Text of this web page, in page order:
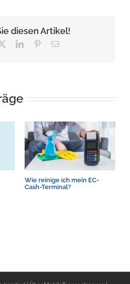
diesen Artikel!
LinkedInPinterest
E-
Wie reinige ich mein EC-
Cash-Terminal?